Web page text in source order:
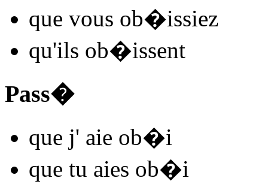
que vous ob�issiez
qu'ils ob�issent
Pass�
que j' aie ob�i
que tu aies ob�i